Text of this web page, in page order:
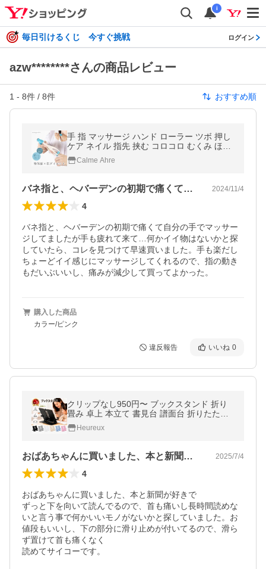
i
毎日引けるくじ 今すぐ挑戦 ログイン
azw********さんの商品レビュー
1 - 8件 / 8件 おすすめ順
手 指 マッサージ ハンド ローラー ツボ 押し
ケア ネイル 指先 挟む コロコロ むくみ ほぐ
し 疲れ 疲労回復 リフレッシュ エステ 痩せ
引き締め ストレッチ
Calme Ahre
バネ指と、ヘバーデンの初期で痛くて自分… 2024/11/4
4
バネ指と、ヘバーデンの初期で痛くて自分の手でマッサー
ジしてましたが手も疲れて来て…何かイイ物はないかと探
していたら、コレを見つけて早速買いました。手も楽だし
ちょーどイイ感じにマッサージしてくれるので、指の動き
もだいぶいいし、痛みが減少して買ってよかった。
購入した商品
カラー/ピンク
違反報告 いいね 0
クリップなし950円〜 ブックスタンド 折り
畳み 卓上 本立て 書見台 譜面台 折りたたみ
角度調整 高さ調節 読書スタンド 読書台 卓上
本 固定 頑丈 宿題
Heureux
おばあちゃんに買いました、本と新聞が好… 2025/7/4
4
おばあちゃんに買いました、本と新聞が好きで
ずっと下を向いて読んでるので、首も痛いし長時間読めな
いと言う事で何かいいモノがないかと探していました。お
値段もいいし、下の部分に滑り止めが付いてるので、滑ら
ず置けて首も痛くなく
読めてサイコーです。